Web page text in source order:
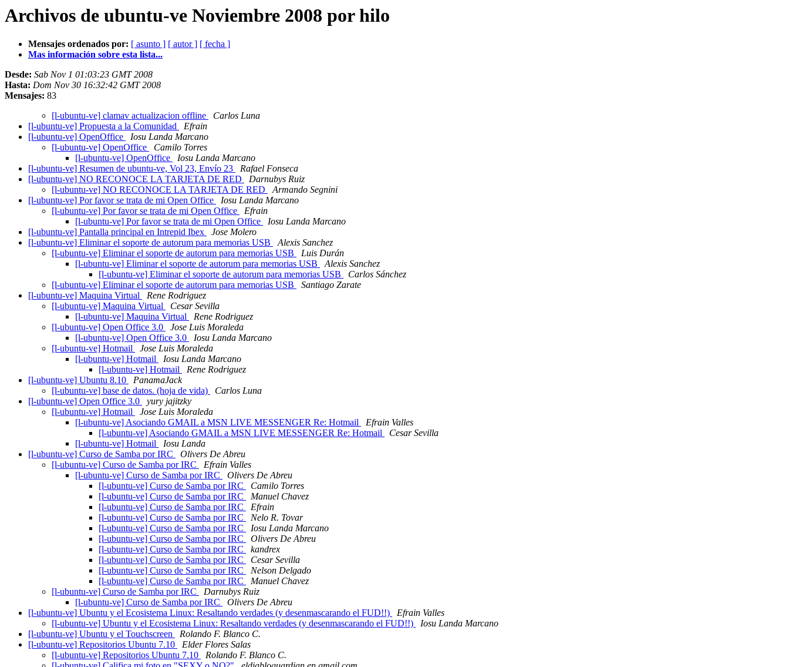
Archivos de ubuntu-ve Noviembre 2008 por hilo
Mensajes ordenados por: [ asunto ] [ autor ] [ fecha ]
Mas información sobre esta lista...
Desde: Sab Nov 1 01:03:23 GMT 2008
Hasta: Dom Nov 30 16:32:42 GMT 2008
Mensajes: 83
[l-ubuntu-ve] clamav actualizacion offline
Carlos Luna
[l-ubuntu-ve] Propuesta a la Comunidad
Efrain
[l-ubuntu-ve] OpenOffice
Iosu Landa Marcano
[l-ubuntu-ve] OpenOffice
Camilo Torres
[l-ubuntu-ve] OpenOffice
Iosu Landa Marcano
[l-ubuntu-ve] Resumen de ubuntu-ve, Vol 23, Envío 23
Rafael Fonseca
[l-ubuntu-ve] NO RECONOCE LA TARJETA DE RED
Darnubys Ruiz
[l-ubuntu-ve] NO RECONOCE LA TARJETA DE RED
Armando Segnini
[l-ubuntu-ve] Por favor se trata de mi Open Office
Iosu Landa Marcano
[l-ubuntu-ve] Por favor se trata de mi Open Office
Efrain
[l-ubuntu-ve] Por favor se trata de mi Open Office
Iosu Landa Marcano
[l-ubuntu-ve] Pantalla principal en Intrepid Ibex
Jose Molero
[l-ubuntu-ve] Eliminar el soporte de autorum para memorias USB
Alexis Sanchez
[l-ubuntu-ve] Eliminar el soporte de autorum para memorias USB
Luis Durán
[l-ubuntu-ve] Eliminar el soporte de autorum para memorias USB
Alexis Sanchez
[l-ubuntu-ve] Eliminar el soporte de autorum para memorias USB
Carlos Sánchez
[l-ubuntu-ve] Eliminar el soporte de autorum para memorias USB
Santiago Zarate
[l-ubuntu-ve] Maquina Virtual
Rene Rodriguez
[l-ubuntu-ve] Maquina Virtual
Cesar Sevilla
[l-ubuntu-ve] Maquina Virtual
Rene Rodriguez
[l-ubuntu-ve] Open Office 3.0
Jose Luis Moraleda
[l-ubuntu-ve] Open Office 3.0
Iosu Landa Marcano
[l-ubuntu-ve] Hotmail
Jose Luis Moraleda
[l-ubuntu-ve] Hotmail
Iosu Landa Marcano
[l-ubuntu-ve] Hotmail
Rene Rodriguez
[l-ubuntu-ve] Ubuntu 8.10
PanamaJack
[l-ubuntu-ve] base de datos. (hoja de vida)
Carlos Luna
[l-ubuntu-ve] Open Office 3.0
yury jajitzky
[l-ubuntu-ve] Hotmail
Jose Luis Moraleda
[l-ubuntu-ve] Asociando GMAIL a MSN LIVE MESSENGER Re: Hotmail
Efrain Valles
[l-ubuntu-ve] Asociando GMAIL a MSN LIVE MESSENGER Re: Hotmail
Cesar Sevilla
[l-ubuntu-ve] Hotmail
Iosu Landa
[l-ubuntu-ve] Curso de Samba por IRC
Olivers De Abreu
[l-ubuntu-ve] Curso de Samba por IRC
Efrain Valles
[l-ubuntu-ve] Curso de Samba por IRC
Olivers De Abreu
[l-ubuntu-ve] Curso de Samba por IRC
Camilo Torres
[l-ubuntu-ve] Curso de Samba por IRC
Manuel Chavez
[l-ubuntu-ve] Curso de Samba por IRC
Efrain
[l-ubuntu-ve] Curso de Samba por IRC
Nelo R. Tovar
[l-ubuntu-ve] Curso de Samba por IRC
Iosu Landa Marcano
[l-ubuntu-ve] Curso de Samba por IRC
Olivers De Abreu
[l-ubuntu-ve] Curso de Samba por IRC
kandrex
[l-ubuntu-ve] Curso de Samba por IRC
Cesar Sevilla
[l-ubuntu-ve] Curso de Samba por IRC
Nelson Delgado
[l-ubuntu-ve] Curso de Samba por IRC
Manuel Chavez
[l-ubuntu-ve] Curso de Samba por IRC
Darnubys Ruiz
[l-ubuntu-ve] Curso de Samba por IRC
Olivers De Abreu
[l-ubuntu-ve] Ubuntu y el Ecosistema Linux: Resaltando verdades (y desenmascarando el FUD!!)
Efrain Valles
[l-ubuntu-ve] Ubuntu y el Ecosistema Linux: Resaltando verdades (y desenmascarando el FUD!!)
Iosu Landa Marcano
[l-ubuntu-ve] Ubuntu y el Touchscreen
Rolando F. Blanco C.
[l-ubuntu-ve] Repositorios Ubuntu 7.10
Elder Flores Salas
[l-ubuntu-ve] Repositorios Ubuntu 7.10
Rolando F. Blanco C.